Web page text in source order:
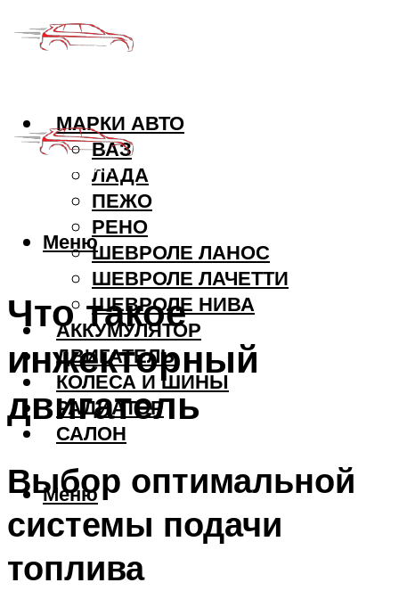
МАРКИ АВТО
ВАЗ
ЛАДА
ПЕЖО
РЕНО
ШЕВРОЛЕ ЛАНОС
ШЕВРОЛЕ ЛАЧЕТТИ
ШЕВРОЛЕ НИВА
АККУМУЛЯТОР
ДВИГАТЕЛЬ
КОЛЕСА И ШИНЫ
РАДИАТОР
САЛОН
Меню
Меню
Что такое
инжекторный
двигатель
Выбор оптимальной
системы подачи
топлива